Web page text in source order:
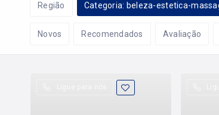
Região Categoria: beleza-estetica-
Novos Recomendados Avaliação